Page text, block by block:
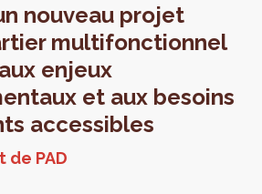
nouveau projet
multifonctionnel
enjeux
et aux besoins
accessibles
de PAD